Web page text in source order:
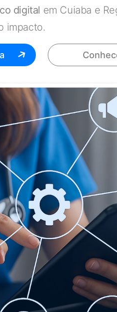
digital em Cuiaba e
impacto.